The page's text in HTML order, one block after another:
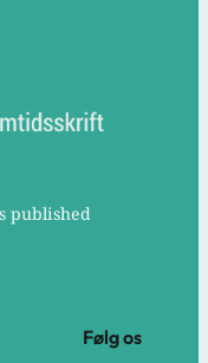
published
Følg os